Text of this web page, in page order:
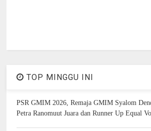
TOP MINGGU INI
PSR GMIM 2026, Remaja GMIM Syalom
Petra Ranomuut Juara dan Runner Up Equal